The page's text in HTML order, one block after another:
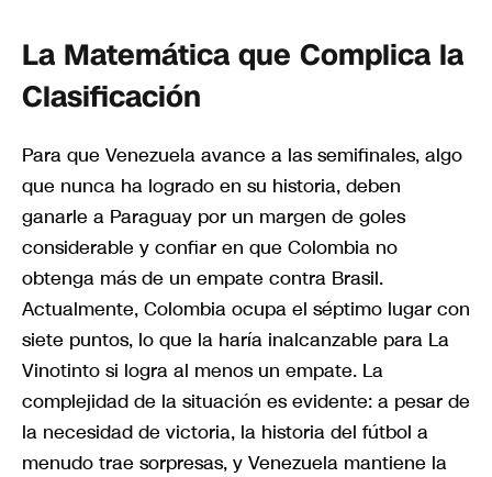
La Matemática que Complica la
Clasificación
Para que Venezuela avance a las semifinales, algo
que nunca ha logrado en su historia, deben
ganarle a Paraguay por un margen de goles
considerable y confiar en que Colombia no
obtenga más de un empate contra Brasil.
Actualmente, Colombia ocupa el séptimo lugar con
siete puntos, lo que la haría inalcanzable para La
Vinotinto si logra al menos un empate. La
complejidad de la situación es evidente: a pesar de
la necesidad de victoria, la historia del fútbol a
menudo trae sorpresas, y Venezuela mantiene la